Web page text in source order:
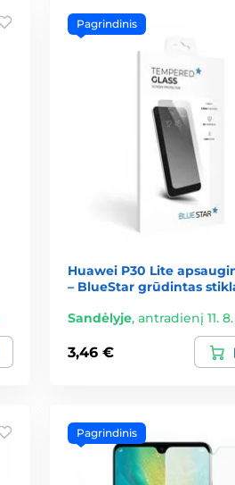
Pagrindinis
Huawei P30 Lite
– BlueStar grūdintas
Sandėlyje,antradienį 11.
3,46 €
Pagrindinis